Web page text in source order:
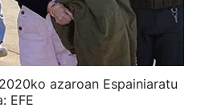
azaroan Espainiaratu
EFE